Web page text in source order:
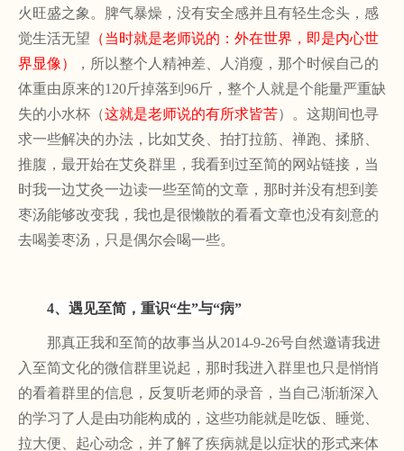
火旺盛之象。脾气暴燥，没有安全感并且有轻生念头，感
觉生活无望 （当时就是老师说的：外在世界，即是内心世
界显像）
，所以整个人精神差、人消瘦，那个时候自己的
体重由原来的120斤掉落到96斤，整个人就是个能量严重缺
失的小水杯（这就是老师说的有所求皆苦）。这期间也寻
求一些解决的办法，比如艾灸、拍打拉筋、禅跑、揉脐、
推腹，最开始在艾灸群里，我看到过至简的网站链接，当
时我一边艾灸一边读一些至简的文章，那时并没有想到姜
枣汤能够改变我，我也是很懒散的看看文章也没有刻意的
去喝姜枣汤，只是偶尔会喝一些。
4、遇见至简，重识“生”与“病”
那真正我和至简的故事当从2014-9-26号自然邀请我进
入至简文化的微信群里说起，那时我进入群里也只是悄悄
的看着群里的信息，反复听老师的录音，当自己渐渐深入
的学习了人是由功能构成的，这些功能就是吃饭、睡觉、
拉大便、起心动念，并了解了疾病就是以症状的形式来体